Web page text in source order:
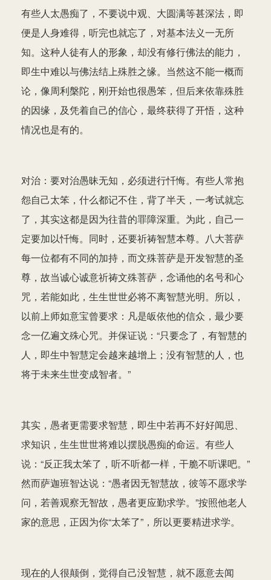
有些人太愚痴了，不要说中观、大圆满等甚深法，即
便是人身难得，听完也就忘了，对基本法义一无所
知。这种人徒有人的形象，却没有修行佛法的能力，
即生中难以与佛法结上殊胜之缘。当然这不能一概而
论，像周利槃陀，刚开始也很愚笨，但后来依靠殊胜
的因缘，及凭着自己的信心，最终获得了开悟，这种
情况也是有的。
对治：要对治愚昧无知，必须进行忏悔。有些人常抱
怨自己太笨，什么都记不住，背了半天，一考试就忘
了，其实这都是因为往昔的罪障深重。为此，自己一
定要加以忏悔。同时，还要祈祷智慧本尊。八大菩萨
每一位都有不同的加持，而文殊菩萨是开发智慧的圣
尊，故当诚心诚意祈祷文殊菩萨，念诵他的名号和心
咒，若能如此，生生世世必将不离智慧光明。所以，
以前上师如意宝曾要求：凡是皈依他的信众，最少要
念一亿遍文殊心咒。并保证说：“只要念了，有智慧的
人，即生中智慧定会越来越增上；没有智慧的人，也
将于未来生世变成智者。”
其实，愚者更需要求智慧，即生中若再不好好闻思、
求知识，生生世世将难以摆脱愚痴的命运。有些人
说：“反正我太笨了，听不听都一样，干脆不听课吧。”
然而萨迦班智达说：“愚者因无智慧故，彼等不愿求学
问，若善观察无智故，愚者更应勤求学。”按照他老人
家的意思，正因为你“太笨了”，所以更要精进求学。
现在的人很颠倒，觉得自己没智慧，就不愿意去闻